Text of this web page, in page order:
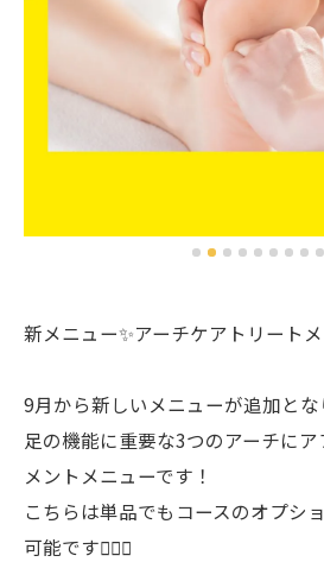
新メニュー✨アーチケアトリート
9月から新しいメニューが追加とな
足の機能に重要な3つのアーチに
メントメニューです！
こちらは単品でもコースのオプシ
可能です🙆🏻‍♀️